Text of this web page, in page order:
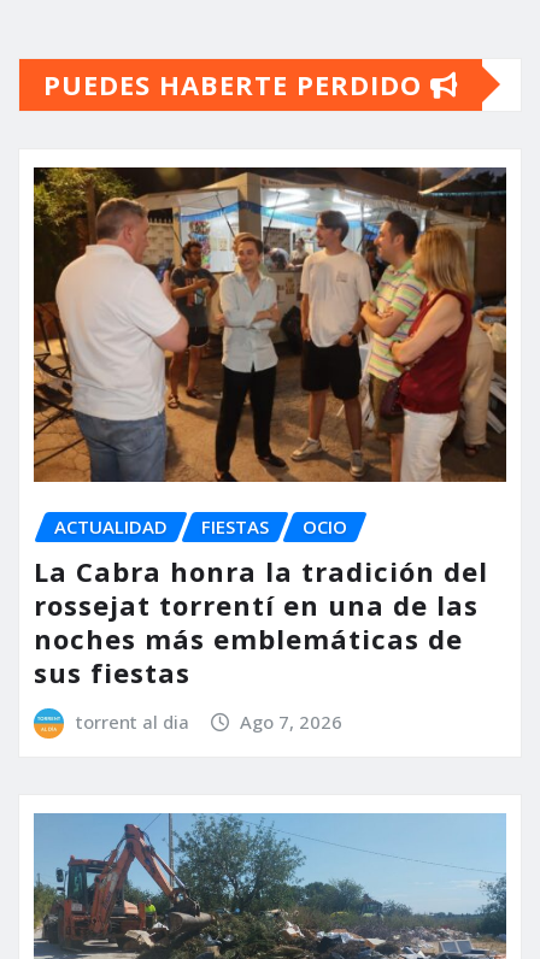
entradas
PUEDES HABERTE PERDIDO
ACTUALIDAD FIESTAS OCIO
La Cabra honra la tradición del
rossejat torrentí en una de las
noches más emblemáticas de
sus fiestas
torrent al dia Ago 7, 2026